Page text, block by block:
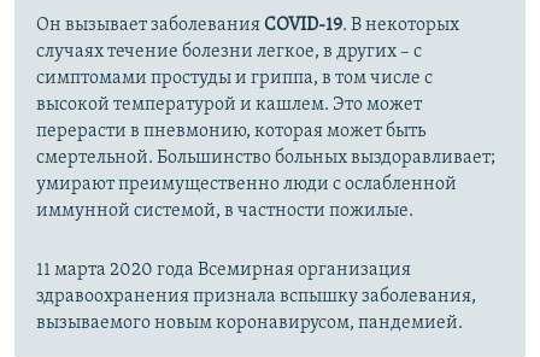
Он вызывает заболеванияCOVID-19. В некоторых
случаях течение болезни легкое, в других – с
симптомами простуды и гриппа, в том числе с
высокой температурой и кашлем. Это может
перерасти в пневмонию, которая может быть
смертельной. Большинство больных выздоравливает;
умирают преимущественно люди с ослабленной
иммунной системой, в частности пожилые.
11 марта 2020 года Всемирная организация
здравоохранения признала вспышку заболевания,
вызываемого новым коронавирусом, пандемией.